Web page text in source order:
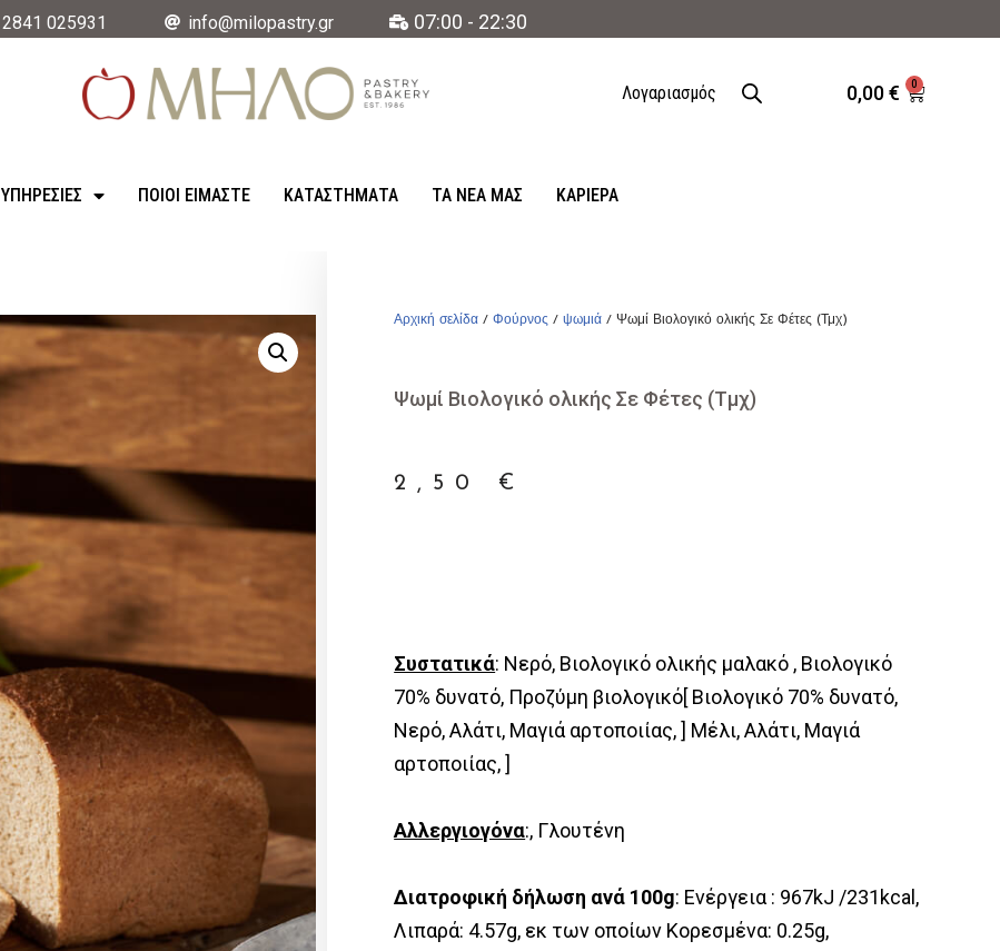
2841 025931 info@milopastry.gr 07:00 - 22:30
Λογαριασμός 0,00€ 0
ΥΠΗΡΕΣΊΕΣ ΠΟΙΟΙ ΕΙΜΑΣΤΕ ΚΑΤΑΣΤΉΜΑΤΑ ΤΑ ΝΈΑ ΜΑΣ ΚΑΡΙΈΡΑ
Αρχική σελίδα /Φούρνος /ψωμιά / Ψωμί Βιολογικό ολικής Σε Φέτες (Τμχ)
Ψωμί Βιολογικό ολικής Σε Φέτες (Τμχ)
2,50 €
Συστατικά: Νερό, Βιολογικό ολικής μαλακό , Βιολογικό
70% δυνατό, Προζύμη βιολογικό[ Βιολογικό 70% δυνατό,
Νερό, Αλάτι, Μαγιά αρτοποιίας, ] Μέλι, Αλάτι, Μαγιά
αρτοποιίας, ]
Αλλεργιογόνα:, Γλουτένη
Διατροφική δήλωση ανά 100g: Ενέργεια : 967kJ /231kcal,
Λιπαρά: 4.57g, εκ των οποίων Kορεσμένα: 0.25g,